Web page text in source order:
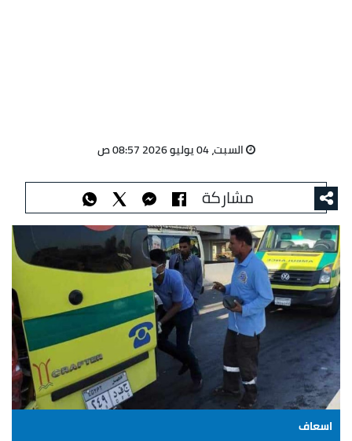
السبت، 04 يوليو 2026 08:57 ص
مشاركة
اسعاف